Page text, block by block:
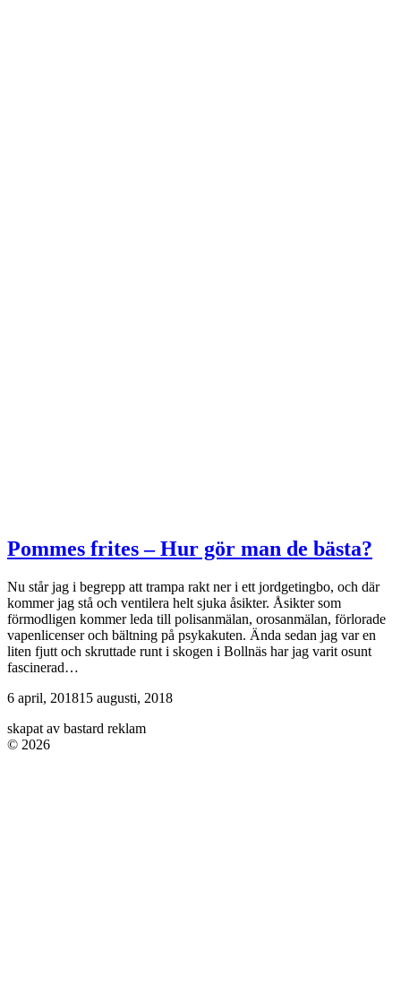
Pommes frites – Hur gör man de bästa?
Nu står jag i begrepp att trampa rakt ner i ett jordgetingbo, och där
kommer jag stå och ventilera helt sjuka åsikter. Åsikter som
förmodligen kommer leda till polisanmälan, orosanmälan, förlorade
vapenlicenser och bältning på psykakuten. Ända sedan jag var en
liten fjutt och skruttade runt i skogen i Bollnäs har jag varit osunt
fascinerad…
6 april, 201815 augusti, 2018
skapat av bastard reklam
© 2026